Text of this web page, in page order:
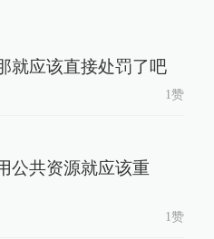
就应该直接处罚了吧
1赞
公共资源就应该重
1赞